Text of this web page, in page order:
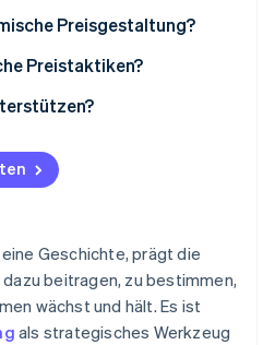
es zu verwenden ist
Preisgestaltung?
Preisgestaltung
Preistaktiken?
Geschichte, prägt die
dazu beitragen, zu bestimmen,
wächst und hält. Es ist
als strategisches Werkzeug